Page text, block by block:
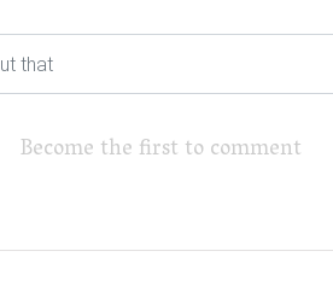
Become the first to comment